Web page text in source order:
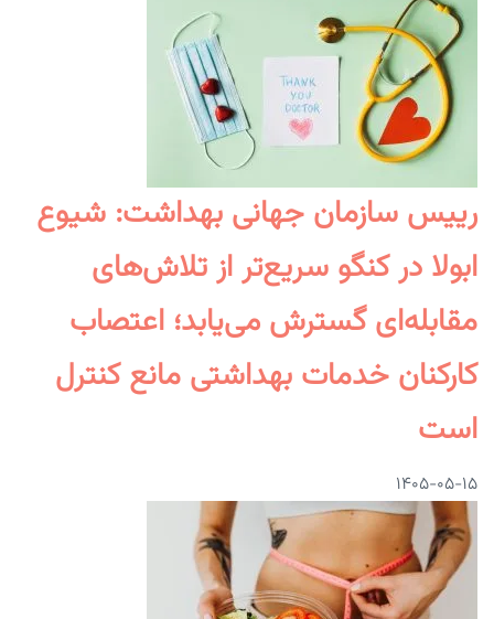
رییس سازمان جهانی بهداشت: شیوع
ابولا در کنگو سریع‌تر از تلاش‌های
مقابله‌ای گسترش می‌یابد؛ اعتصاب
کارکنان خدمات بهداشتی مانع کنترل
است
۱۴۰۵-۰۵-۱۵